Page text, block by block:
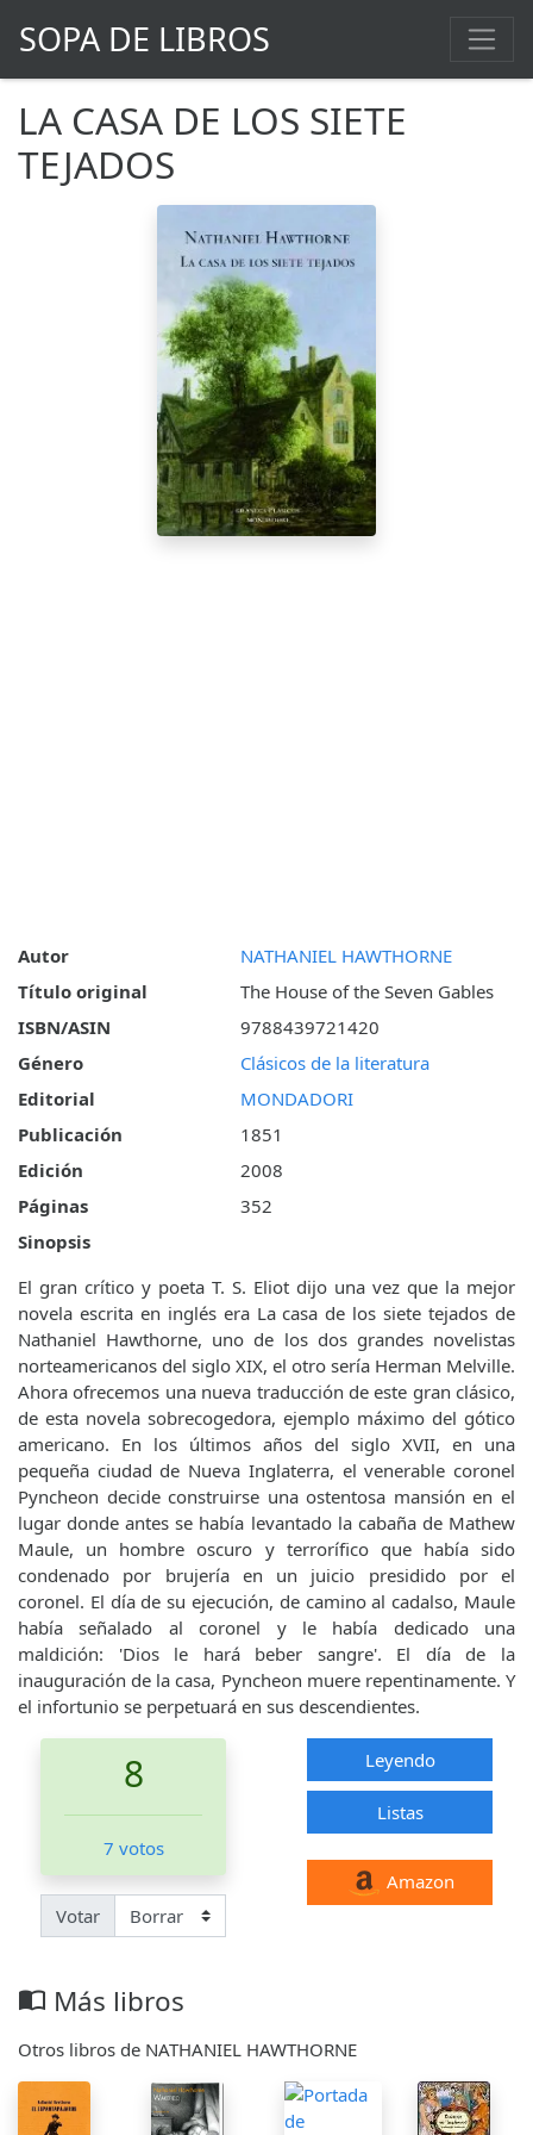
SOPA DE LIBROS
LA CASA DE LOS SIETE
TEJADOS
Autor
NATHANIEL HAWTHORNE
Título original
The House of the Seven Gables
ISBN/ASIN
9788439721420
Género
Clásicos de la literatura
Editorial
MONDADORI
Publicación
1851
Edición
2008
Páginas
352
Sinopsis
El gran crítico y poeta T. S. Eliot dijo una vez que la mejor
novela escrita en inglés era La casa de los siete tejados de
Nathaniel Hawthorne, uno de los dos grandes novelistas
norteamericanos del siglo XIX, el otro sería Herman Melville.
Ahora ofrecemos una nueva traducción de este gran clásico,
de esta novela sobrecogedora, ejemplo máximo del gótico
americano. En los últimos años del siglo XVII, en una
pequeña ciudad de Nueva Inglaterra, el venerable coronel
Pyncheon decide construirse una ostentosa mansión en el
lugar donde antes se había levantado la cabaña de Mathew
Maule, un hombre oscuro y terrorífico que había sido
condenado por brujería en un juicio presidido por el
coronel. El día de su ejecución, de camino al cadalso, Maule
había señalado al coronel y le había dedicado una
maldición: 'Dios le hará beber sangre'. El día de la
inauguración de la casa, Pyncheon muere repentinamente. Y
el infortunio se perpetuará en sus descendientes.
8
7 votos
Votar
Leyendo
Listas
Amazon
import_contacts Más libros
Otros libros de NATHANIEL HAWTHORNE